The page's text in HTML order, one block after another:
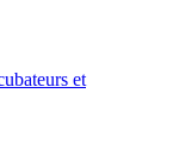
et